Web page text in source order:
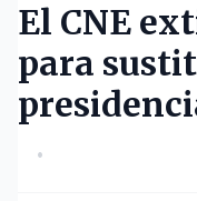
El CNE
para
•